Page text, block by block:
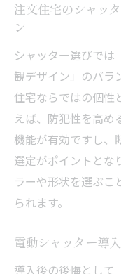
毎日の暮
デザイン
ター選び
注文住宅のシャッ
ン
シャッター選びでは
観デザイン」のバラ
住宅ならではの個性
えば、防犯性を高め
機能が有効ですし、
選定がポイントとな
ラーや形状を選ぶこ
られます。
電動シャッター導
導入後の後悔として